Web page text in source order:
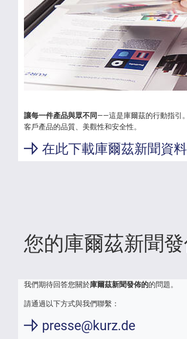
讓每一件產品與眾不同 ——這是庫爾茲的行動指引
客戶產品的品質、美觀性和安全性。
在此下載庫爾茲新聞資
您的庫爾茲新聞
我們期待回答您關於庫爾茲新聞發佈的的問題。
請通過以下方式與我們聯繫：
presse@kurz.de